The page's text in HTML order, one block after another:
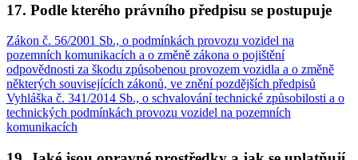
17. Podle kterého právního předpisu se postupuje
Zákon č. 56/2001 Sb., o podmínkách provozu vozidel na
pozemních komunikacích a o změně zákona o pojištění
odpovědnosti za škodu způsobenou provozem vozidla a o změně
některých souvisejících zákonů, ve znění pozdějších předpisů
Vyhláška č. 341/2014 Sb., o schvalování technické způsobilosti a o
technických podmínkách provozu vozidel na pozemních
komunikacích